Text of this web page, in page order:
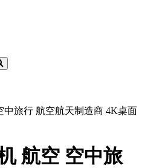
中旅行 航空航天制造商 4K桌面
航空 空中旅